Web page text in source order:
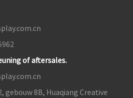
of aftersales.
gebouw 8B, Huaqiang Creative